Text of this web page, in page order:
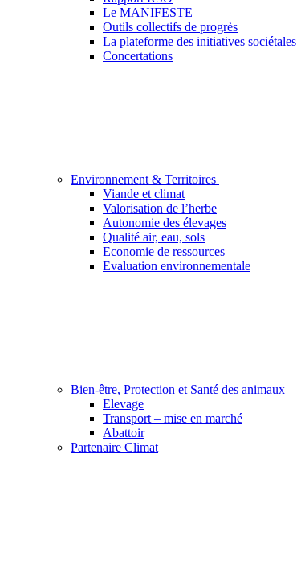
Le MANIFESTE
Outils collectifs de progrès
La plateforme des initiatives sociétales
Concertations
Environnement & Territoires
Viande et climat
Valorisation de l’herbe
Autonomie des élevages
Qualité air, eau, sols
Economie de ressources
Evaluation environnementale
Bien-être, Protection et Santé des animaux
Elevage
Transport – mise en marché
Abattoir
Partenaire Climat